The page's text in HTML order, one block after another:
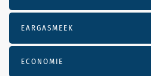
EARGASMEEK
ECONOMIE